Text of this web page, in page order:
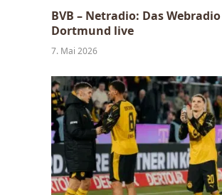
BVB – Netradio: Das
Dortmund live
7. Mai 2026